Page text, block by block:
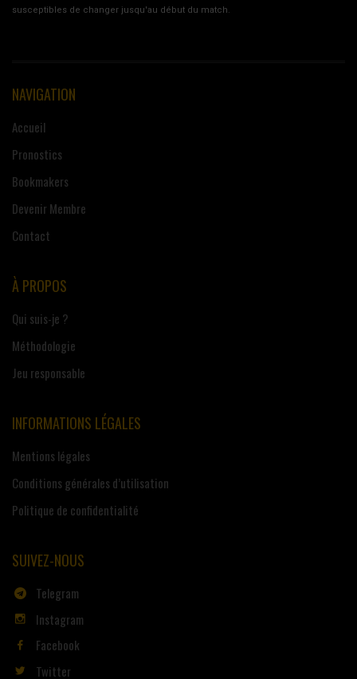
susceptibles de changer jusqu'au début du match.
NAVIGATION
Accueil
Pronostics
Bookmakers
Devenir Membre
Contact
À PROPOS
Qui suis-je ?
Méthodologie
Jeu responsable
INFORMATIONS LÉGALES
Mentions légales
Conditions générales d’utilisation
Politique de confidentialité
SUIVEZ-NOUS
Telegram
Instagram
Facebook
Twitter